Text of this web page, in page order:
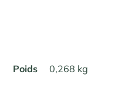
Poids 0,268 kg